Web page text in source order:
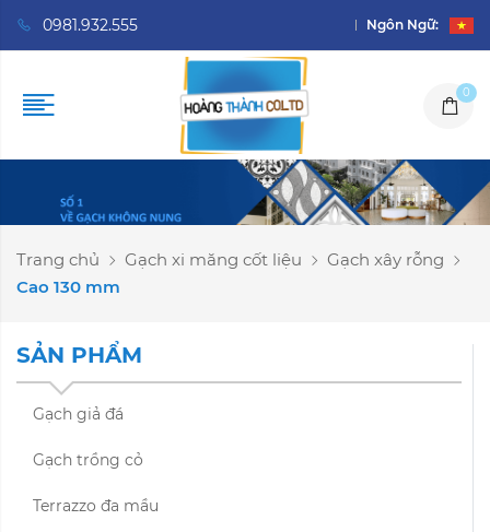
0981.932.555 Ngôn Ngữ:
0
Trang chủ Gạch xi măng cốt liệu
Gạch xây rỗng
Cao 130 mm
SẢN PHẨM
Gạch giả đá
Gạch trồng cỏ
Terrazzo đa mầu